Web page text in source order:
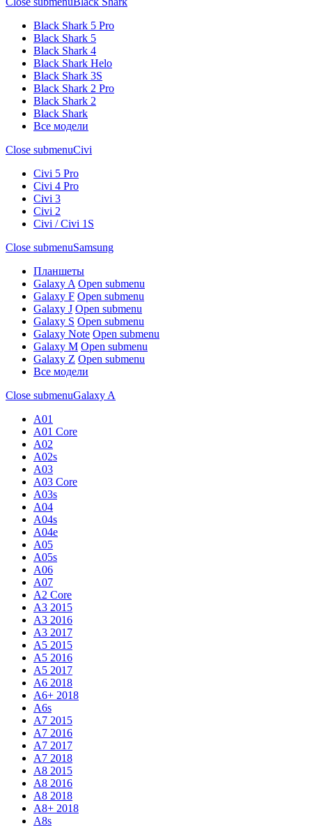
Black Shark 5 Pro
Black Shark 5
Black Shark 4
Black Shark Helo
Black Shark 3S
Black Shark 2 Pro
Black Shark 2
Black Shark
Все модели
Close submenuCivi
Civi 5 Pro
Civi 4 Pro
Civi 3
Civi 2
Civi / Civi 1S
Close submenuSamsung
Планшеты
Galaxy A Open submenu
Galaxy F Open submenu
Galaxy J Open submenu
Galaxy S Open submenu
Galaxy Note Open submenu
Galaxy M Open submenu
Galaxy Z Open submenu
Все модели
Close submenuGalaxy A
A01
A01 Core
A02
A02s
A03
A03 Core
A03s
A04
A04s
A04e
A05
A05s
A06
A07
A2 Core
A3 2015
A3 2016
A3 2017
A5 2015
A5 2016
A5 2017
A6 2018
A6+ 2018
A6s
A7 2015
A7 2016
A7 2017
A7 2018
A8 2015
A8 2016
A8 2018
A8+ 2018
A8s